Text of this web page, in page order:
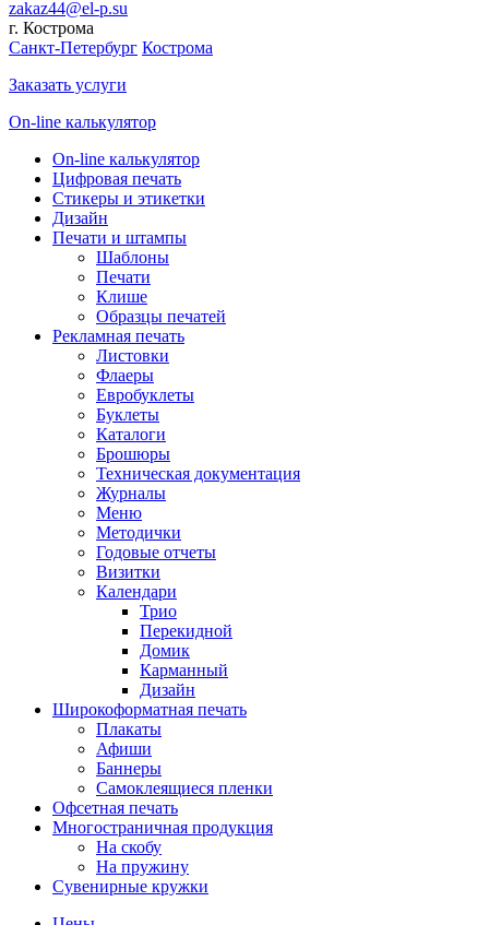
zakaz44@el-p.su
г. Кострома
Санкт-Петербург Кострома
Заказать услуги
On-line калькулятор
On-line калькулятор
Цифровая печать
Стикеры и этикетки
Дизайн
Печати и штампы
Шаблоны
Печати
Клише
Образцы печатей
Рекламная печать
Листовки
Флаеры
Евробуклеты
Буклеты
Каталоги
Брошюры
Техническая документация
Журналы
Меню
Методички
Годовые отчеты
Визитки
Календари
Трио
Перекидной
Домик
Карманный
Дизайн
Широкоформатная печать
Плакаты
Афиши
Баннеры
Самоклеящиеся пленки
Офсетная печать
Многостраничная продукция
На скобу
На пружину
Сувенирные кружки